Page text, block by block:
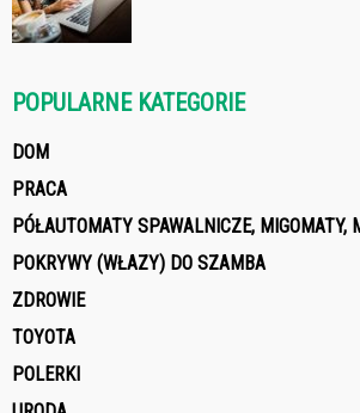
POPULARNE KATEGORIE
DOM
PRACA
PÓŁAUTOMATY SPAWALNICZE, MIGOMATY,
POKRYWY (WŁAZY) DO SZAMBA
ZDROWIE
TOYOTA
POLERKI